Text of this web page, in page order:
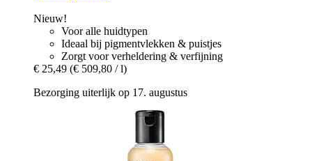
Nieuw!
Voor alle huidtypen
Ideaal bij pigmentvlekken & puistjes
Zorgt voor verheldering & verfijning
€ 25,49 (€ 509,80 / l)
Bezorging uiterlijk op 17. augustus